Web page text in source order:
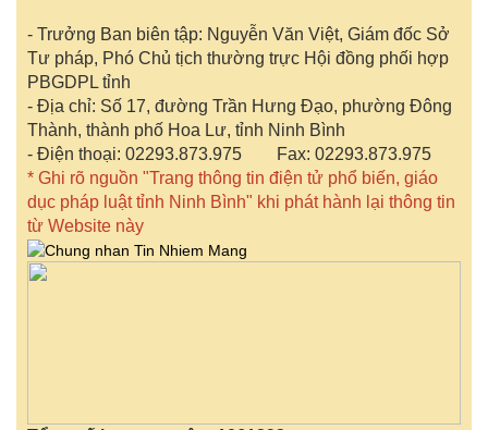
- Trưởng Ban biên tập: Nguyễn Văn Việt, Giám đốc Sở
Tư pháp, Phó Chủ tịch thường trực Hội đồng phối hợp
PBGDPL tỉnh
- Địa chỉ: Số 17, đường Trần Hưng Đạo, phường Đông
Thành, thành phố Hoa Lư, tỉnh Ninh Bình
- Điện thoại: 02293.873.975 Fax: 02293.873.975
* Ghi rõ nguồn "Trang thông tin điện tử phổ biến, giáo
dục pháp luật tỉnh Ninh Bình" khi phát hành lại thông tin
từ Website này